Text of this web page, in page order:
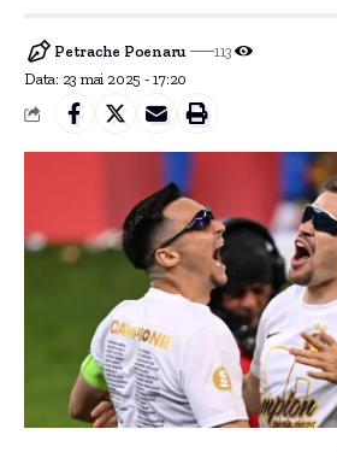
Data: 23 mai 2025 - 17:20
Petrache Poenaru 113